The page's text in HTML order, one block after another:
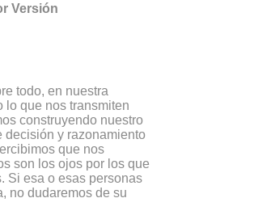
Versión
todo, en nuestra
lo que nos transmiten
construyendo nuestro
y razonamiento
que nos
son los ojos por los que
Si esa o esas personas
no dudaremos de su